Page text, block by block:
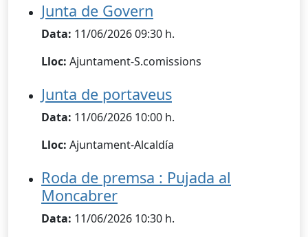
Junta de Govern
Data: 11/06/2026 09:30 h.
Lloc: Ajuntament-S.comissions
Junta de portaveus
Data: 11/06/2026 10:00 h.
Lloc: Ajuntament-Alcaldía
Roda de premsa : Pujada al
Moncabrer
Data: 11/06/2026 10:30 h.